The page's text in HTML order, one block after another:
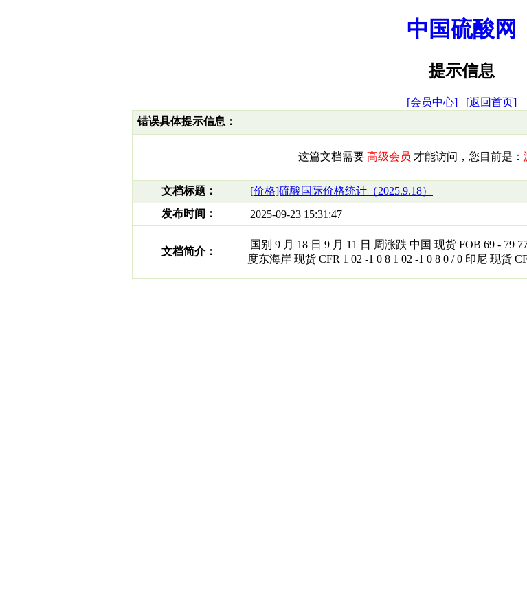
中国硫酸网
提示信息
[会员中心]
[返回首页]
错误具体提示信息：
这篇文档需要 高级会员 才能访问，您目前是：
文档标题：
[价格]硫酸国际价格统计（2025.9.18）
发布时间：
2025-09-23 15:31:47
文档简介：
国别 9 月 18 日 9 月 11 日 周涨跌 中国 现货 FOB 69 - 79
度东海岸 现货 CFR 1 02 -1 0 8 1 02 -1 0 8 0 / 0 印尼 现货